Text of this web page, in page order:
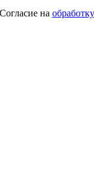
Согласие на